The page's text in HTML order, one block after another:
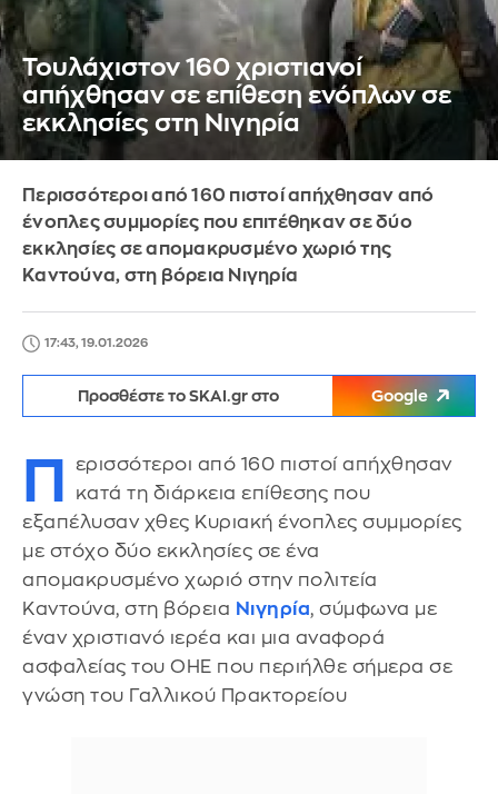
Τουλάχιστον 160 χριστιανοί
απήχθησαν σε επίθεση ενόπλων σε
εκκλησίες στη Νιγηρία
Περισσότεροι από 160 πιστοί απήχθησαν από
ένοπλες συμμορίες που επιτέθηκαν σε δύο
εκκλησίες σε απομακρυσμένο χωριό της
Καντούνα, στη βόρεια Νιγηρία
17:43, 19.01.2026
Προσθέστε το SKAI.gr στο Google
Π
ερισσότεροι από 160 πιστοί απήχθησαν
κατά τη διάρκεια επίθεσης που
εξαπέλυσαν χθες Κυριακή ένοπλες συμμορίες
με στόχο δύο εκκλησίες σε ένα
απομακρυσμένο χωριό στην πολιτεία
Καντούνα, στη βόρεια Νιγηρία, σύμφωνα με
έναν χριστιανό ιερέα και μια αναφορά
ασφαλείας του ΟΗΕ που περιήλθε σήμερα σε
γνώση του Γαλλικού Πρακτορείου